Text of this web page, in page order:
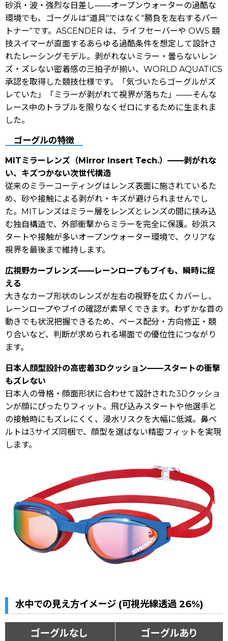
砂浜・波・強烈な日差し——オープンウォーターの過酷な
環境でも、ゴーグルは"道具"ではなく"勝負を左右するパー
トナー"です。ASCENDER は、ライフセーバーや OWS 競
技スイマーが直面するあらゆる過酷条件を想定して設計さ
れたレーシングモデル。剥がれないミラー・曇らないレン
ズ・ズレない密着感の三拍子が揃い、WORLD AQUATICS
承認を取得した競技仕様です。「気づいたらゴーグルがズ
レていた」「ミラーが剥がれて視界が落ちた」——そんな
レース中のトラブルを限りなくゼロにするために生まれま
した。
ゴーグルの特徴
MITミラーレンズ（Mirror Insert Tech.）——剥がれな
い、キズつかない次世代構造
従来のミラーコーティングはレンズ表面に施されているた
め、砂や接触による剥がれ・キズが避けられませんでし
た。MITレンズはミラー層をレンズとレンズの間に挟み込
む独自構造で、外部衝撃からミラーを完全に保護。砂浜ス
タートや接触が多いオープンウォーター環境で、クリアな
視界を最後まで維持します。
広視野カーブレンズ——レーンロープもブイも、瞬時に捉
える
大きなカーブ形状のレンズが左右の視野を広くカバーし、
レーンロープやブイの確認が素早くできます。わずかな首の
動きでも状況把握できるため、ペース配分・方向修正・競
り合いなど、判断が求められる場面での優位性につながり
ます。
日本人顔型設計の高密着3Dクッション——スタートの衝撃
もズレない
日本人の骨格・顔面形状に合わせて設計された3Dクッショ
ンが顔にぴったりフィット。飛び込みスタートや他選手と
の接触時にもズレにくく、浸水リスクを大幅に低減。鼻ベ
ルトは3サイズ同梱で、顔型を選ばない精密フィットを実現
します。
水中での見え方イメージ (可視光線透過 26%)